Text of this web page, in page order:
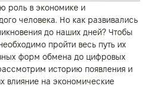
роль в экономике и
человека. Но как развивались
до наших дней? Чтобы
пройти весь путь их
форм обмена до цифровых
историю появления и
влияние на экономические